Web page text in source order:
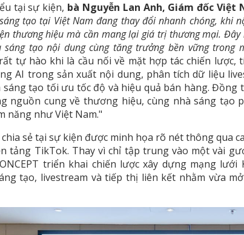
tại sự kiện, bà Nguyễn Lan Anh, Giám đốc Việt
tạo tại Việt Nam đang thay đổi nhanh chóng, khi
thương hiệu mà cần mang lại giá trị thương mại.
sáng tạo nội dung cùng tăng trưởng bền vững trong
tự hào khi là cầu nối về mặt hợp tác chiến lược,
AI trong sản xuất nội dung, phân tích dữ liệu
tạo tối ưu tốc độ và hiệu quả bán hàng. Đồng
nguồn cung về thương hiệu, cùng nhà sáng
năng như Việt Nam."
sẻ tại sự kiện được minh họa rõ nét thông qua
tảng TikTok. Thay vì chỉ tập trung vào một vài
triển khai chiến lược xây dựng mạng
tạo, livestream và tiếp thị liên kết nhằm vừa